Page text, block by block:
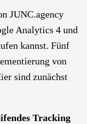
JUNC.agency
Analytics 4 und
kannst. Fünf
von
sind zunächst
Tracking